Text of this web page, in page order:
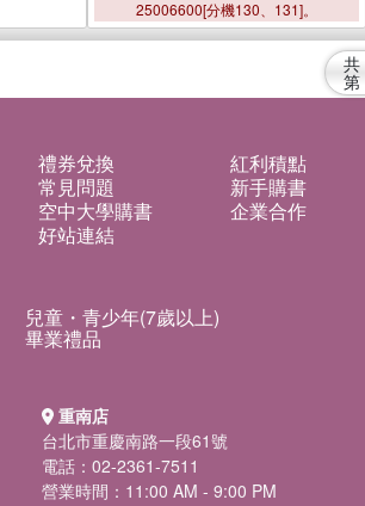
25006600[分機130、131]。
共
第
禮券兌換
紅利積點
常見問題
新手購書
空中大學購書
企業合作
好站連結
兒童・青少年(7歲以上)
畢業禮品
重南店
台北市重慶南路一段61號
電話：02-2361-7511
營業時間：11:00 AM - 9:00 PM